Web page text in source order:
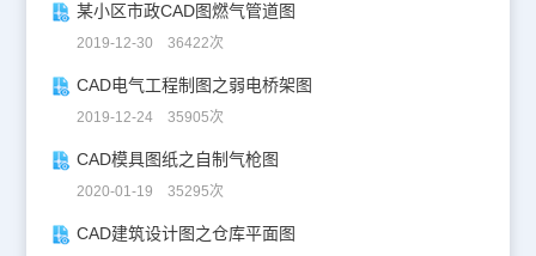
某小区市政CAD图燃气管道图
2019-12-30 36422次
CAD电气工程制图之弱电桥架图
2019-12-24 35905次
CAD模具图纸之自制气枪图
2020-01-19 35295次
CAD建筑设计图之仓库平面图